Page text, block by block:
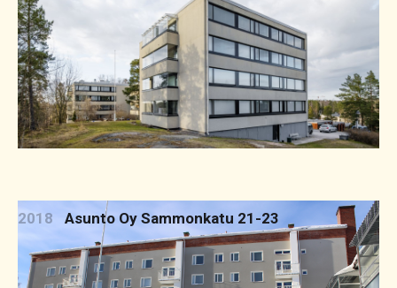
2018 Asunto Oy Sammonkatu 21-23